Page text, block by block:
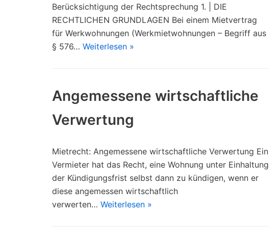
Berücksichtigung der Rechtsprechung 1. | DIE
RECHTLICHEN GRUNDLAGEN Bei einem Mietvertrag
für Werkwohnungen (Werkmietwohnungen – Begriff aus
§ 576… Weiterlesen »
Angemessene wirtschaftliche
Verwertung
Mietrecht: Angemessene wirtschaftliche Verwertung Ein
Vermieter hat das Recht, eine Wohnung unter Einhaltung
der Kündigungsfrist selbst dann zu kündigen, wenn er
diese angemessen wirtschaftlich
verwerten… Weiterlesen »